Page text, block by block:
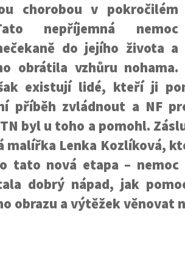
chorobou v pokročilém
nepříjemná nemoc
do jejího života a
obrátila vzhůru nohama.
existují lidé, kteří ji
příběh zvládnout a NF
byl u toho a pomohl.
malířka Lenka Kozlíková,
tato nová etapa – nemoc
dobrý nápad, jak
obrazu a výtěžek věnovat